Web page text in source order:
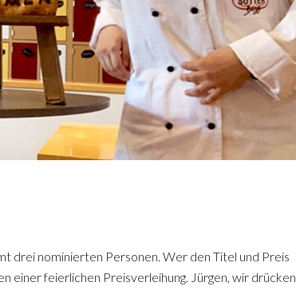
drei nominierten Personen. Wer den Titel und Preis
einer feierlichen Preisverleihung. Jürgen, wir drücken